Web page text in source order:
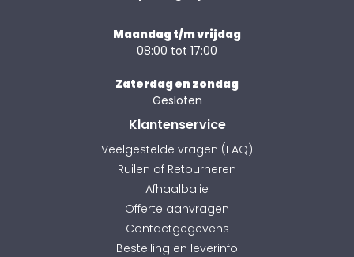
Maandag t/m vrijdag
08:00 tot 17:00
Zaterdag en zondag
Gesloten
Klantenservice
Veelgestelde vragen (FAQ)
Ruilen of Retourneren
Afhaalbalie
Offerte aanvragen
Contactgegevens
Bestelling en leverinfo